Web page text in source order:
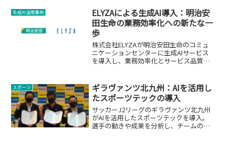
生成AI活用事例
ELYZAによる生成AI導入：明治安
田生命の業務効率化への新たな一
歩
株式会社ELYZAが明治安田生命のコミュ
ニケーションセンターに生成AIサービス
を導入し、業務効率化とサービス品質の
スポーツ
ギラヴァンツ北九州：AIを活用し
たスポーツテックの導入
サッカーJ2リーグのギラヴァンツ北九州
がAIを活用したスポーツテックを導入。
選手の動きや成果を分析し、チームの成